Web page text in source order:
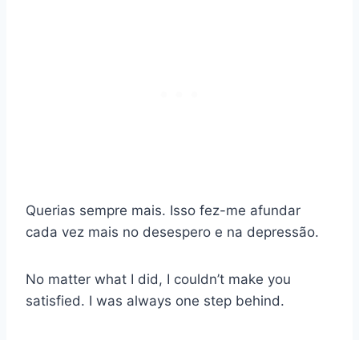
Querias sempre mais. Isso fez-me afundar
cada vez mais no desespero e na depressão.
No matter what I did, I couldn’t make you
satisfied. I was always one step behind.